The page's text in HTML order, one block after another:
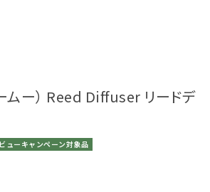
ムー） Reed Diffuser リードデ
ューキャンペーン対象品